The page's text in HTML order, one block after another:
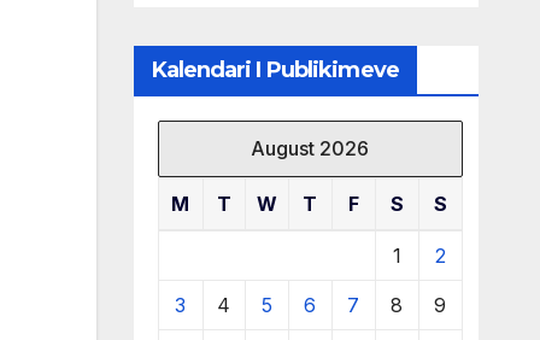
Kalendari I Publikimeve
August 2026
M T W T F S S
1 2
3 4 5 6 7 8 9